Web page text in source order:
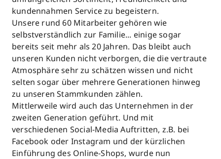
kundennahmen Service zu begeistern.
Unsere rund 60 Mitarbeiter gehören wie
selbstverständlich zur Familie... einige sogar
bereits seit mehr als 20 Jahren. Das bleibt auch
unseren Kunden nicht verborgen, die die vertraute
Atmosphäre sehr zu schätzen wissen und nicht
selten sogar über mehrere Generationen hinweg
zu unseren Stammkunden zählen.
Mittlerweile wird auch das Unternehmen in der
zweiten Generation geführt. Und mit
verschiedenen Social-Media Auftritten, z.B. bei
Facebook oder Instagram und der kürzlichen
Einführung des Online-Shops, wurde nun